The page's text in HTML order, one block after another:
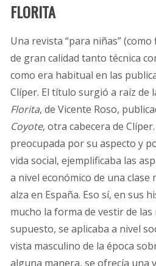
FLORITA
Una revista “para niñas”
de gran calidad tanto técnica
como era habitual en las
Clíper. El título surgió a raíz de
Florita, de Vicente Roso,
Coyote, otra cabecera de
preocupada por su aspecto y
vida social, ejemplificaba las
a nivel económico de una clase
alza en España. Eso sí, en sus
mucho la forma de vestir de las
supuesto, se aplicaba a nivel
vista masculino de la época
alguna manera, se ofrecía una